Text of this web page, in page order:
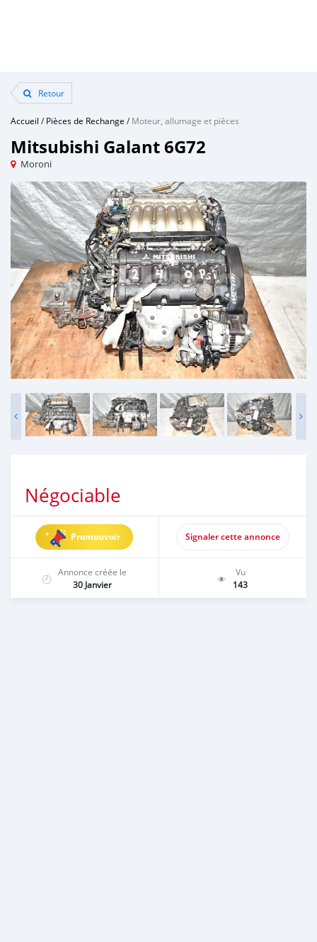
Retour
Accueil /Pièces de Rechange /Moteur, allumage et pièces
Mitsubishi Galant 6G72
Moroni
Négociable
Promouvoir Signaler cette annonce
Annonce créée le
30 Janvier
Vu
143